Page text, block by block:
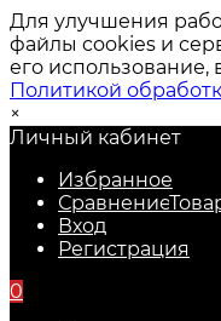
Для улучшения
файлы cookies и
его использование,
Политикой
×
Личный кабинет
Избранное
Сравнение
Вход
Регистрация
0